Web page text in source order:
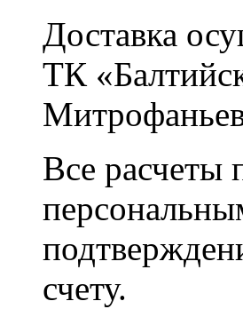
Доставка
ТК
Все расчеты
счету.